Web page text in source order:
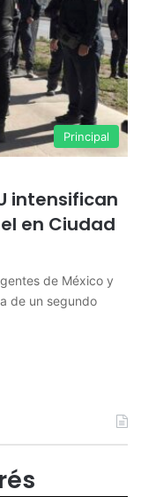
Principal
intensifican
en Ciudad
de México y
de un segundo